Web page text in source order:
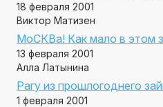
18 февраля 2001
Виктор Матизен
МоСКВа! Как мало в этом
13 февраля 2001
Алла Латынина
Рагу из прошлогоднего
1 февраля 2001